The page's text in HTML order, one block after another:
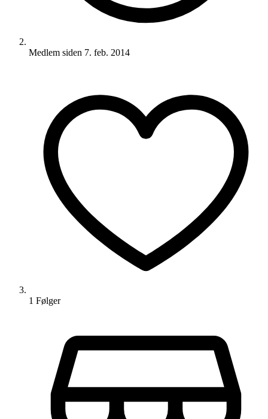
Medlem siden 7. feb. 2014
1 Følger